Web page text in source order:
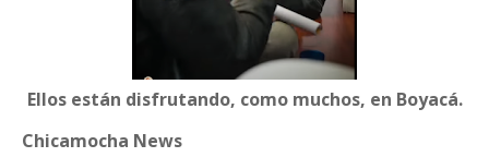
Ellos están disfrutando, como muchos, en Boyacá.
Chicamocha News